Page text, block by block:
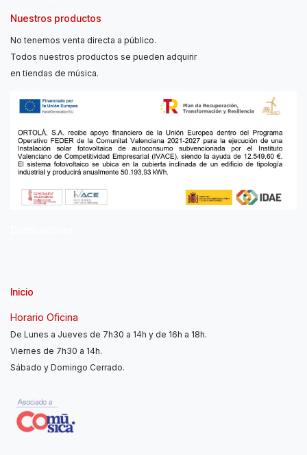
Nuestros productos
No tenemos venta directa a público.
Todos nuestros productos se pueden adquirir
en tiendas de música.
Inicio
Horario Oficina
De Lunes a Jueves de 7h30 a 14h y de 16h a 18h.
Viernes de 7h30 a 14h.
Sábado y Domingo Cerrado.